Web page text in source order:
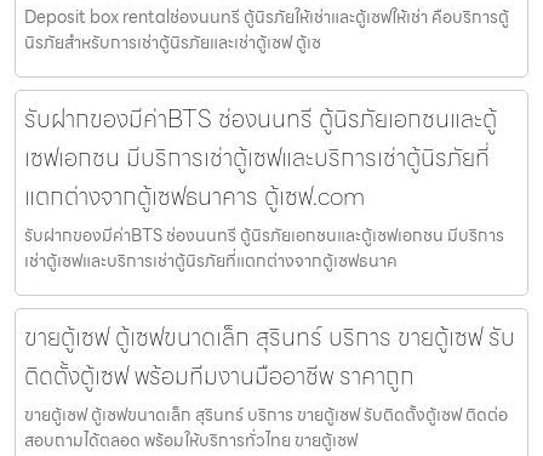
Deposit box rentalช่องนนทรี ตู้นิรภัยให้เช่าและตู้เซฟให้เช่า คือบริการตู้
นิรภัยสำหรับการเช่าตู้นิรภัยและเช่าตู้เซฟ ตู้เซ
รับฝากของมีค่าBTS ช่องนนทรี ตู้นิรภัยเอกชนและตู้
เซฟเอกชน มีบริการเช่าตู้เซฟและบริการเช่าตู้นิรภัยที่
แตกต่างจากตู้เซฟธนาคาร ตู้เซฟ.com
รับฝากของมีค่าBTS ช่องนนทรี ตู้นิรภัยเอกชนและตู้เซฟเอกชน มีบริการ
เช่าตู้เซฟและบริการเช่าตู้นิรภัยที่แตกต่างจากตู้เซฟธนาค
ขายตู้เซฟ ตู้เซฟขนาดเล็ก สุรินทร์ บริการ ขายตู้เซฟ รับ
ติดตั้งตู้เซฟ พร้อมทีมงานมืออาชีพ ราคาถูก
ขายตู้เซฟ ตู้เซฟขนาดเล็ก สุรินทร์ บริการ ขายตู้เซฟ รับติดตั้งตู้เซฟ ติดต่อ
สอบถามได้ตลอด พร้อมให้บริการทั่วไทย ขายตู้เซฟ